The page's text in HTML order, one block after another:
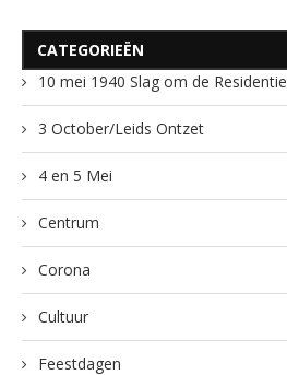
CATEGORIEËN
10 mei 1940 Slag om de Residentie
3 October/Leids Ontzet
4 en 5 Mei
Centrum
Corona
Cultuur
Feestdagen